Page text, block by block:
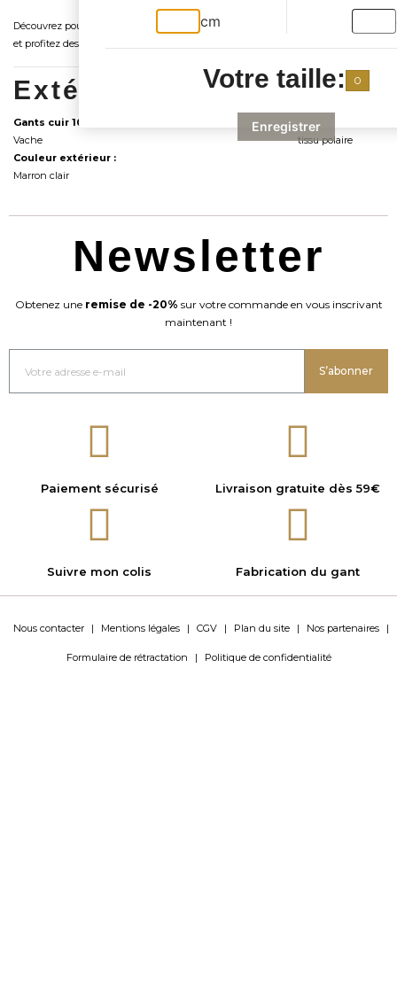
Découvrez pourquoi ces gants sont le choix idéal pour votre garde-robe d'hiver
et profitez des derniers modèles disponibles chez
Extérieur du gant :
Gants cuir 100% :
Vache
Couleur extérieur :
Marron clair
Intérieur :
tissu polaire
cm
Votre taille: 0
Enregistrer
Newsletter
Obtenez une remise de -20% sur votre commande en vous inscrivant
maintenant !
S’abonner
Paiement sécurisé Livraison gratuite dès 59€
Suivre mon colis Fabrication du gant
Nous contacter | Mentions légales | CGV | Plan du site | Nos partenaires |
Formulaire de rétractation | Politique de confidentialité